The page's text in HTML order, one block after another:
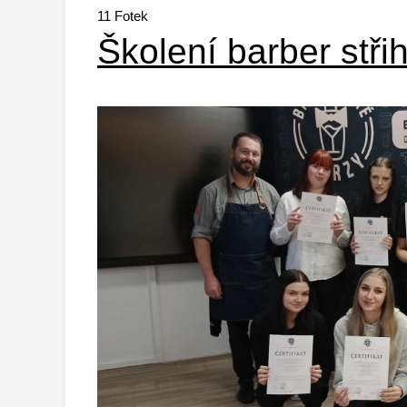
11 Fotek
Školení barber